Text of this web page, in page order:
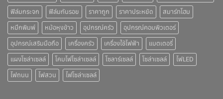
ฟิล์มกระจก
ฟิล์มกันรอย ราคาถูก ราคาประหยัด
สมาร์ทโฮม
หมึกพิมพ์
หม้อหุงข้าว อุปกรณ์ครัว
อุปกรณ์คอมพิวเตอร์
อุปกรณ์เสริมมือถือ
เครื่องครัว เครื่องใช้ไฟฟ้า
แบตเตอรี่
แผงโซล่าเซลล์
โคมไฟโซล่าเซลล์ โซลาร์เซลล์ โซล่าเซลล์
ไฟLED
ไฟถนน
ไฟสวน ไฟโซล่าเซลล์